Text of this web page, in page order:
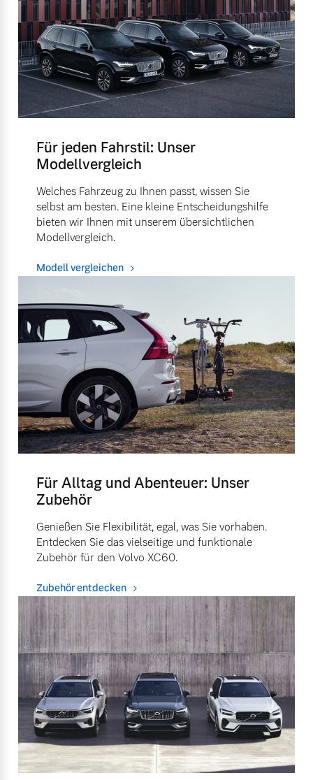
Für jeden Fahrstil: Unser
Modellvergleich
Welches Fahrzeug zu Ihnen passt, wissen Sie
selbst am besten. Eine kleine Entscheidungshilfe
bieten wir Ihnen mit unserem übersichtlichen
Modellvergleich.
Modell vergleichen
Für Alltag und Abenteuer: Unser
Zubehör
Genießen Sie Flexibilität, egal, was Sie vorhaben.
Entdecken Sie das vielseitige und funktionale
Zubehör für den Volvo XC60.
Zubehör entdecken